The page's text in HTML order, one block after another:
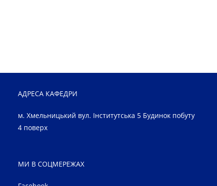
АДРЕСА КАФЕДРИ
м. Хмельницький вул. Інститутська 5 Будинок побуту
4 поверх
МИ В СОЦМЕРЕЖАХ